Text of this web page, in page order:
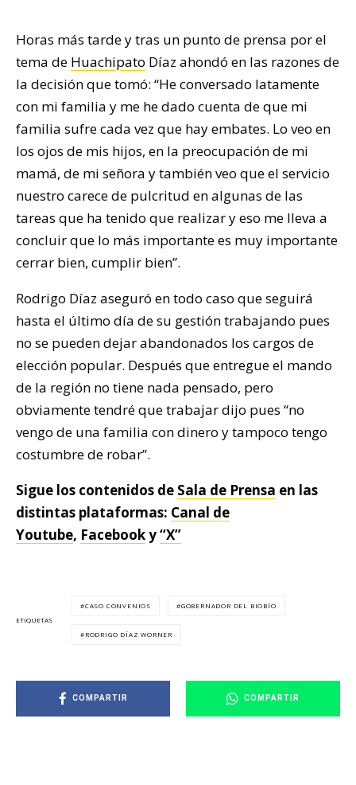
Horas más tarde y tras un punto de prensa por el
tema de Huachipato Díaz ahondó en las razones de
la decisión que tomó: “He conversado latamente
con mi familia y me he dado cuenta de que mi
familia sufre cada vez que hay embates. Lo veo en
los ojos de mis hijos, en la preocupación de mi
mamá, de mi señora y también veo que el servicio
nuestro carece de pulcritud en algunas de las
tareas que ha tenido que realizar y eso me lleva a
concluir que lo más importante es muy importante
cerrar bien, cumplir bien”.
Rodrigo Díaz aseguró en todo caso que seguirá
hasta el último día de su gestión trabajando pues
no se pueden dejar abandonados los cargos de
elección popular. Después que entregue el mando
de la región no tiene nada pensado, pero
obviamente tendré que trabajar dijo pues “no
vengo de una familia con dinero y tampoco tengo
costumbre de robar”.
Sigue los contenidos de Sala de Prensa en las
distintas plataformas: Canal de
Youtube, Facebooky“X”
ETIQUETAS
CASO CONVENIOS GOBERNADOR DEL BIOBÍO
RODRIGO DÍAZ WORNER
COMPARTIR COMPARTIR